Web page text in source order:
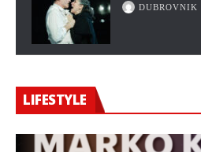
DUBROVNIK
LIFESTYLE